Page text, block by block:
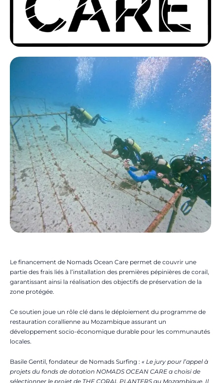
Le financement de Nomads Ocean Care permet de couvrir une
partie des frais liés à l’installation des premières pépinières de corail,
garantissant ainsi la réalisation des objectifs de préservation de la
zone protégée.
Ce soutien joue un rôle clé dans le déploiement du programme de
restauration corallienne au Mozambique assurant un
développement socio-économique durable pour les communautés
locales.
Basile Gentil, fondateur de Nomads Surfing : « Le jury pour l’appel à
projets du fonds de dotation NOMADS OCEAN CARE a choisi de
sélectionner le projet de THE CORAL PLANTERS au Mozambique. Il